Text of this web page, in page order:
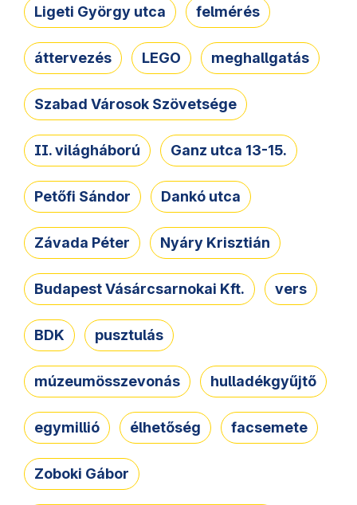
Ligeti György utca felmérés
áttervezés LEGO meghallgatás
Szabad Városok Szövetsége
II. világháború Ganz utca 13-15.
Petőfi Sándor Dankó utca
Závada Péter Nyáry Krisztián
Budapest Vásárcsarnokai Kft. vers
BDK pusztulás
múzeumösszevonás hulladékgyűjtő
egymillió élhetőség facsemete
Zoboki Gábor